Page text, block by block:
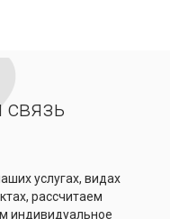
связь
услугах, видах
рассчитаем
индивидуальное